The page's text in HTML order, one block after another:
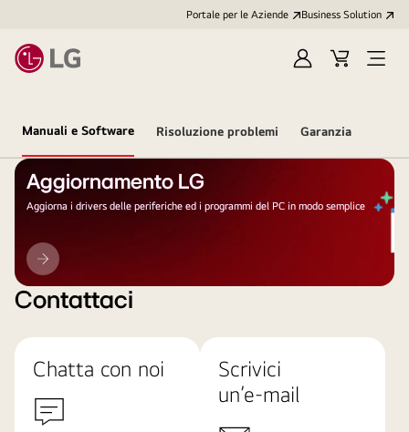
Portale per le Aziende Business Solution
AccediCart
Open
Manuali e Software Risoluzione problemi Garanzia
Aggiornamento LG
Aggiorna i drivers delle periferiche ed i programmi del PC in modo semplice
Aggiornamento
LG
Contattaci
Chatta con noi
Scrivici
un’e-mail